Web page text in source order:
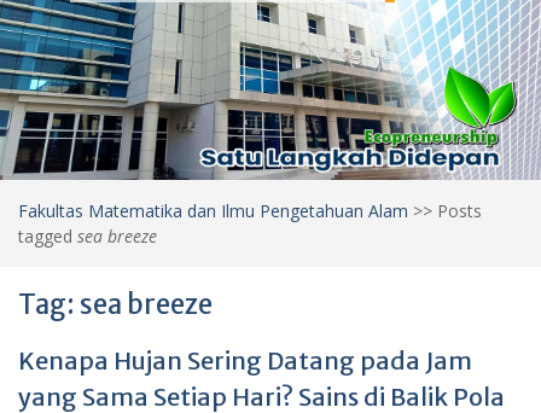
Fakultas Matematika dan Ilmu Pengetahuan Alam >> Posts
tagged sea breeze
Tag: sea breeze
Kenapa Hujan Sering Datang pada Jam
yang Sama Setiap Hari? Sains di Balik Pola